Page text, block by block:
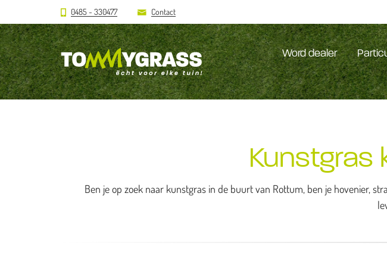
0485 - 330477 Contact
Word dealer
Kunstgras
Ben je op zoek naar kunstgras in de buurt van Rottum, ben je hovenier,